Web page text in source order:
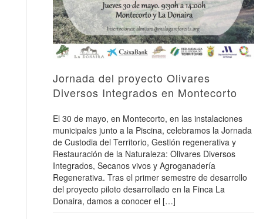
Jornada del proyecto Olivares
Diversos Integrados en Montecorto
El 30 de mayo, en Montecorto, en las instalaciones
municipales junto a la Piscina, celebramos la Jornada
de Custodia del Territorio, Gestión regenerativa y
Restauración de la Naturaleza: Olivares Diversos
Integrados, Secanos vivos y Agroganadería
Regenerativa. Tras el primer semestre de desarrollo
del proyecto piloto desarrollado en la Finca La
Donaira, damos a conocer el […]